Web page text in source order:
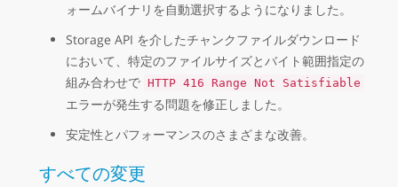
ォームバイナリを自動選択するようになりました。
Storage API を介したチャンクファイルダウンロード
において、特定のファイルサイズとバイト範囲指定の
組み合わせで HTTP 416 Range Not Satisfiable
エラーが発生する問題を修正しました。
安定性とパフォーマンスのさまざまな改善。
すべての変更